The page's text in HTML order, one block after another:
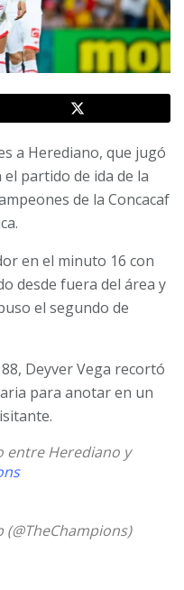
a Herediano, que jugó
partido de ida de la
de la Concacaf
en el minuto 16 con
desde fuera del área y
el segundo de
Deyver Vega recortó
para anotar en un
entre Herediano y